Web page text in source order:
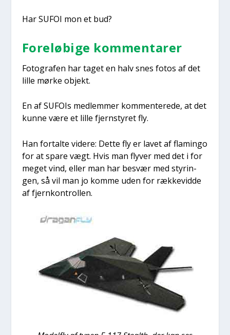
Har SUFOI mon et bud?
Fore­lø­bi­ge kom­men­ta­rer
Foto­gra­fen har taget en halv snes fotos af det
lil­le mør­ke objekt.
En af SUFOIs med­lem­mer kom­men­te­re­de, at det
kun­ne være et lil­le fjernsty­ret fly.
Han for­tal­te vide­re: Det­te fly er lavet af fla­m­ingo
for at spa­re vægt. Hvis man fly­ver med det i for
meget vind, eller man har besvær med sty­rin­
gen, så vil man jo kom­me uden for ræk­ke­vid­de
af fjer­n­kon­trol­len.